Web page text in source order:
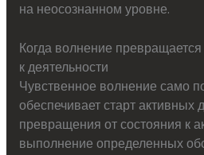
на неосознанном уровне.
Когда волнение
к деятельности
Чувственное волнение само
обеспечивает старт активных
превращения от состояния к
выполнение определенных